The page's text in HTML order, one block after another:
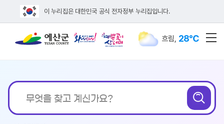
이 누리집은 대한민국 공식 전자정부 누리집입니다.
흐림, 28℃
통합검색